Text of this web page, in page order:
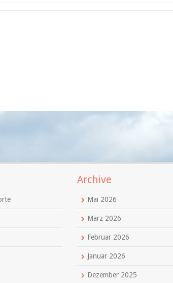
Archive
Mai 2026
März 2026
Februar 2026
Januar 2026
Dezember 2025